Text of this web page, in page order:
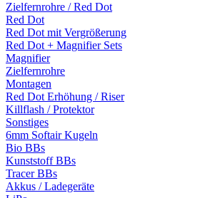
Zielfernrohre / Red Dot
Red Dot
Red Dot mit Vergrößerung
Red Dot + Magnifier Sets
Magnifier
Zielfernrohre
Montagen
Red Dot Erhöhung / Riser
Killflash / Protektor
Sonstiges
6mm Softair Kugeln
Bio BBs
Kunststoff BBs
Tracer BBs
Akkus / Ladegeräte